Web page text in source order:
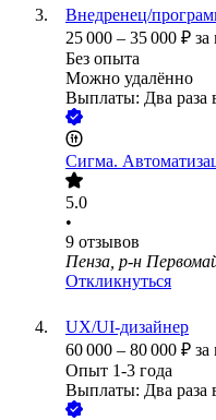
Внедренец/
25 000 – 35 000 ₽ за
Без опыта
Можно удалённо
Выплаты: Два раза
Сигма.
5.0
•
9 отзывов
Пенза, р-н
Откликнуться
UX/UI-дизайнер
60 000 – 80 000 ₽ за
Опыт 1-3 года
Выплаты: Два раза